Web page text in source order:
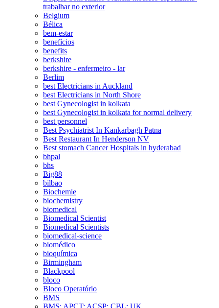
trabalhar no exterior
Belgium
Bélica
bem-estar
benefícios
benefits
berkshire
berkshire - enfermeiro - lar
Berlim
best Electricians in Auckland
best Electricians in North Shore
best Gynecologist in kolkata
best Gynecologist in kolkata for normal delivery
best personnel
Best Psychiatrist In Kankarbagh Patna
Best Restaurant In Henderson NV
Best stomach Cancer Hospitals in hyderabad
bhpal
bhs
Big88
bilbao
Biochemie
biochemistry
biomedical
Biomedical Scientist
Biomedical Scientists
biomedical-science
biomédico
bioquímica
Birmingham
Blackpool
bloco
Bloco Operatório
BMS
BMS; APCT; ACSP; CBL; UK